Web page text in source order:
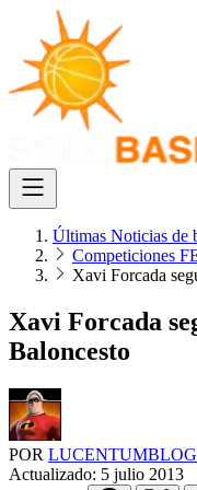
Últimas Noticias de
Competiciones
Xavi Forcada
Xavi Forcada
Baloncesto
POR LUCENTUMBLOG
Actualizado: 5 julio 2013